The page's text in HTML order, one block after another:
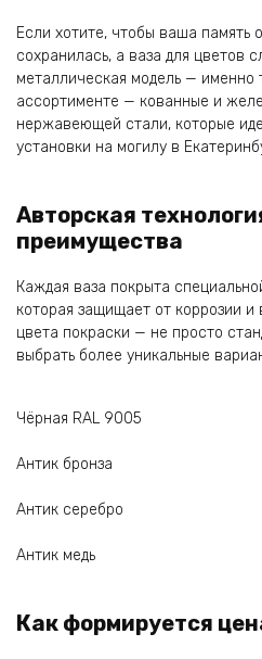
3000 ₽.
Если хотите, чтобы ваша память
сохранилась, а ваза для цветов
металлическая модель —
ассортименте — кованные и
нержавеющей стали, которые
установки на могилу в
Авторская
преимущества
Каждая ваза покрыта
которая защищает от коррозии
цвета покраски — не просто
выбрать более уникальные
Чёрная RAL 9005
Антик бронза
Антик серебро
Антик медь
Как формируется